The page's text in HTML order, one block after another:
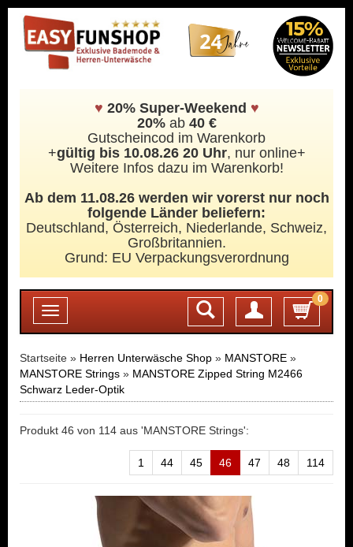
♥ 20% Super-Weekend ♥
20%ab 40 €
Gutscheincod im Warenkorb
+gültig bis 10.08.26 20 Uhr, nur online+
Weitere Infos dazu im Warenkorb!
Ab dem 11.08.26 werden wir vorerst nur noch
folgende Länder beliefern:
Deutschland, Österreich, Niederlande, Schweiz,
Großbritannien.
Grund: EU Verpackungsverordnung
Toggle
navigation
0
Login
Startseite » Herren Unterwäsche Shop » MANSTORE »
MANSTORE Strings » MANSTORE Zipped String M2466
Schwarz Leder-Optik
Produkt 46 von 114 aus 'MANSTORE Strings':
1 44 45 46 47 48 114